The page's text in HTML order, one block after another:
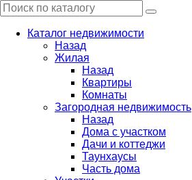
Каталог недвижимости
Назад
Жилая
Назад
Квартиры
Комнаты
Загородная недвижимость
Назад
Дома с участком
Дачи и коттеджи
Таунхаусы
Часть дома